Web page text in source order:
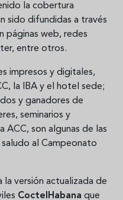
la cobertura
sido difundidas a través
páginas web, redes
entre otros.
impresos y digitales,
la IBA y el hotel sede;
y ganadores de
seminarios y
ACC, son algunas de las
saludo al Campeonato
versión actualizada de
CoctelHabana que